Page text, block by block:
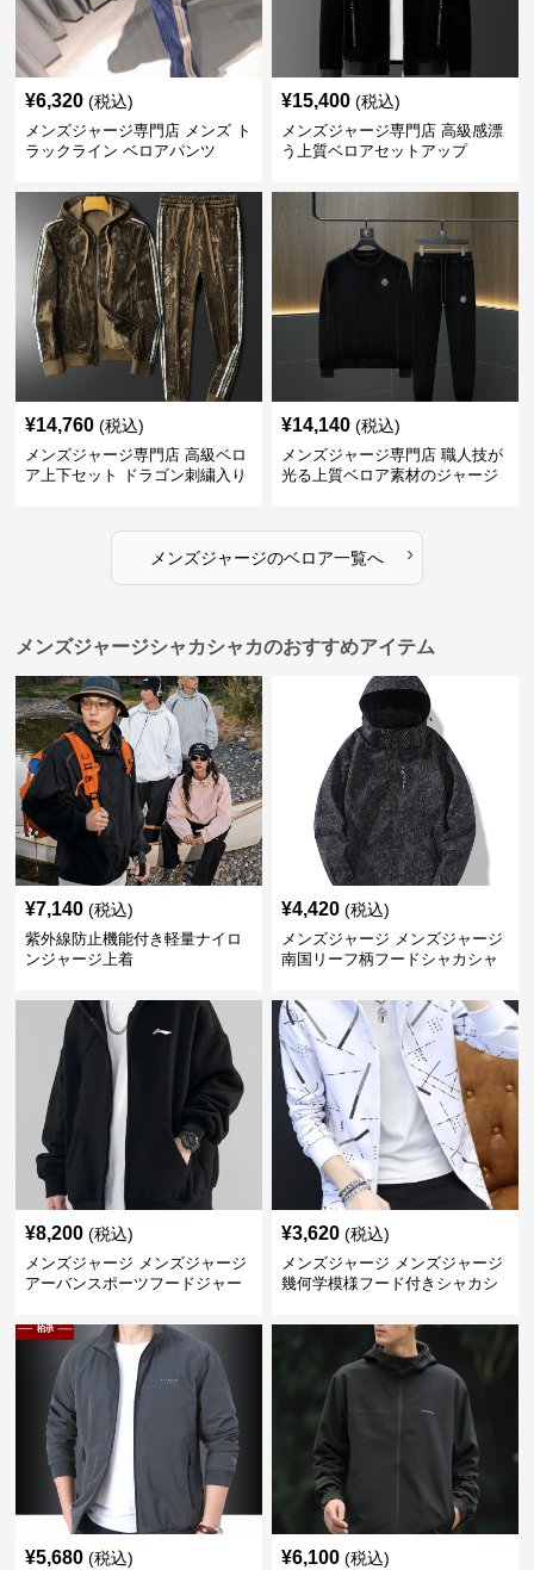
¥6,320 (税込)
メンズジャージ専門店 メンズ ト
ラックライン ベロアパンツ
¥15,400 (税込)
メンズジャージ専門店 高級感漂
う上質ベロアセットアップ
¥14,760 (税込)
メンズジャージ専門店 高級ベロ
ア上下セット ドラゴン刺繍入り
¥14,140 (税込)
メンズジャージ専門店 職人技が
光る上質ベロア素材のジャージ
メンズジャージのベロア一覧へ ›
メンズジャージシャカシャカのおすすめアイテム
¥7,140 (税込)
紫外線防止機能付き軽量ナイロ
ンジャージ上着
¥4,420 (税込)
メンズジャージ メンズジャージ
南国リーフ柄フードシャカシャ
¥8,200 (税込)
メンズジャージ メンズジャージ
アーバンスポーツフードジャー
¥3,620 (税込)
メンズジャージ メンズジャージ
幾何学模様フード付きシャカシ
¥5,680 (税込) ¥6,100 (税込)